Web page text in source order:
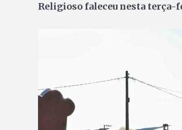
Religioso faleceu nesta terça-